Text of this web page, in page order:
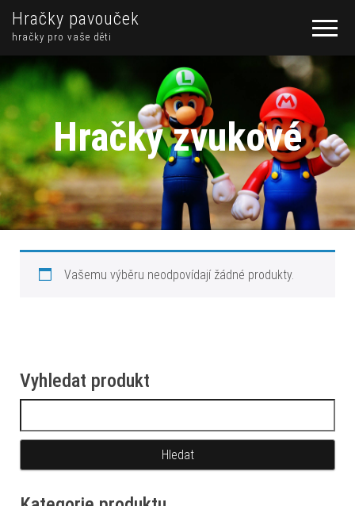
Hračky pavouček
hračky pro vaše děti
Hračky zvukové
Vašemu výběru neodpovídají žádné produkty.
Vyhledat produkt